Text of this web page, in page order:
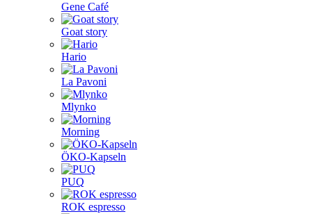
Gene Café
Goat story
Hario
La Pavoni
Mlynko
Morning
ÖKO-Kapseln
PUQ
ROK espresso